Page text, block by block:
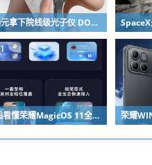
899元拿下院线级光子仪 DOCO童颜超光炮小米有品众筹上线
一图看懂荣耀MagicOS 11全新双架构：安卓底层重构 液态玻璃效果拉满